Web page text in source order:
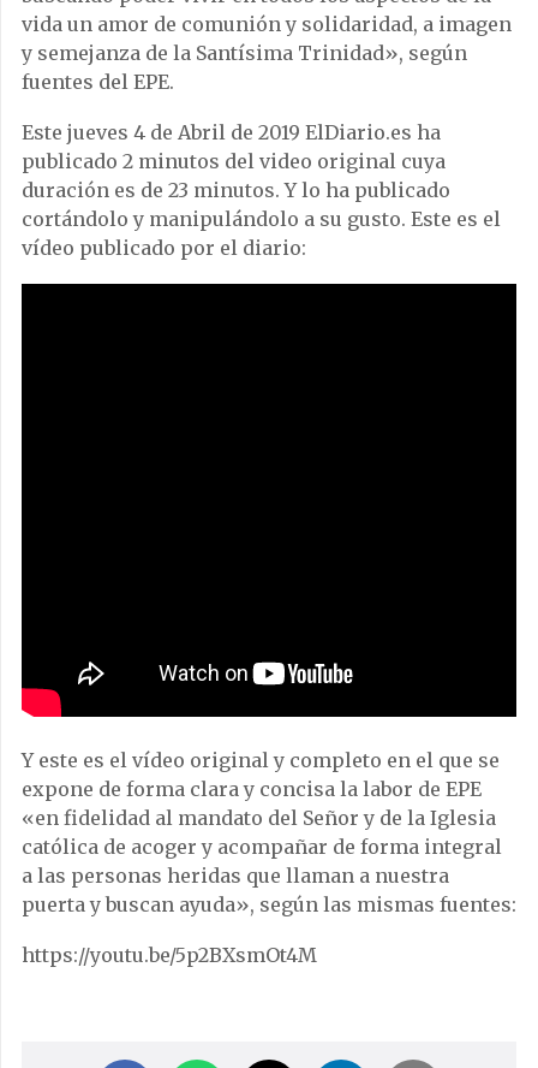
vida un amor de comunión y solidaridad, a imagen
y semejanza de la Santísima Trinidad», según
fuentes del EPE.
Este jueves 4 de Abril de 2019 ElDiario.es ha
publicado 2 minutos del video original cuya
duración es de 23 minutos. Y lo ha publicado
cortándolo y manipulándolo a su gusto. Este es el
vídeo publicado por el diario:
Y este es el vídeo original y completo en el que se
expone de forma clara y concisa la labor de EPE
«en fidelidad al mandato del Señor y de la Iglesia
católica de acoger y acompañar de forma integral
a las personas heridas que llaman a nuestra
puerta y buscan ayuda», según las mismas fuentes:
https://youtu.be/5p2BXsmOt4M